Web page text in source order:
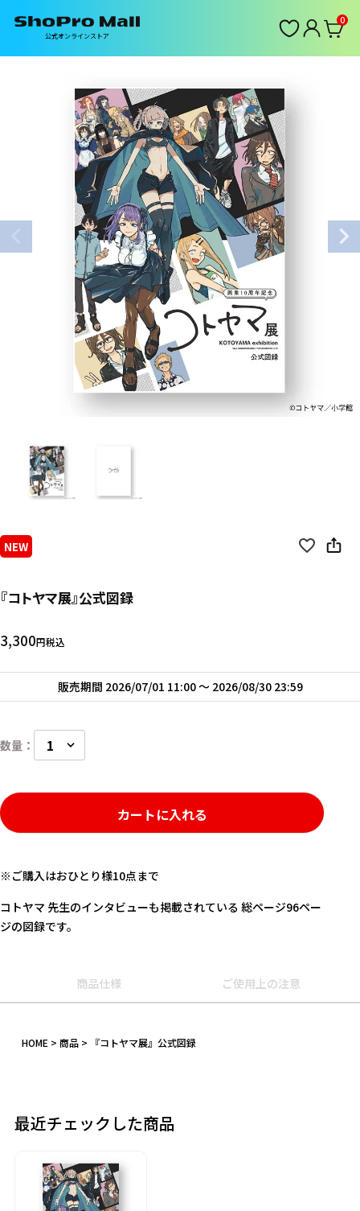
公式オンラインストア
0
NEW
『コトヤマ展』公式図録
3,300 税込
販売期間 2026/07/01 11:00〜 2026/08/30 23:59
カートに入れる
※ご購入はおひとり様10点まで
コトヤマ 先生のインタビューも掲載されている 総ページ96ペー
ジの図録です。
商品仕様 ご使用上の注意
HOME 商品 『コトヤマ展』公式図録
最近チェックした商品
価格
その他